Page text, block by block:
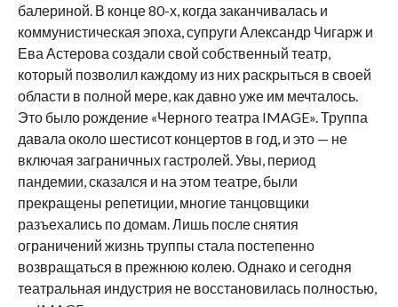
балериной. В конце 80-х, когда заканчивалась и
коммунистическая эпоха, супруги Александр Чигарж и
Ева Астерова создали свой собственный театр,
который позволил каждому из них раскрыться в своей
области в полной мере, как давно уже им мечталось.
Это было рождение «Черного театра IMAGE». Труппа
давала около шестисот концертов в год, и это — не
включая заграничных гастролей. Увы, период
пандемии, сказался и на этом театре, были
прекращены репетиции, многие танцовщики
разъехались по домам. Лишь после снятия
ограничений жизнь труппы стала постепенно
возвращаться в прежнюю колею. Однако и сегодня
театральная индустрия не восстановилась полностью,